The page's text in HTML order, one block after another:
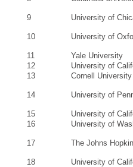
9 University of
10 University of
11 Yale University
12
University of
13
Cornell University
14 University of
15 University of
16
University of
17 The Johns
18 University of